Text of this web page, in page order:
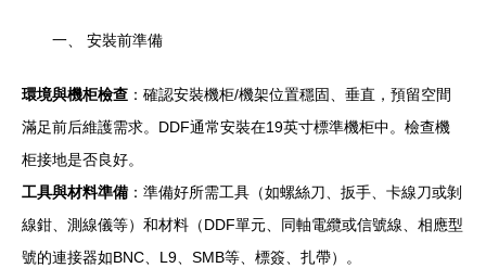
一、 安裝前準備
環境與機柜檢查 ：確認安裝機柜/機架位置穩固、垂直，預留空間
滿足前后維護需求。DDF通常安裝在19英寸標準機柜中。檢查機
柜接地是否良好。
工具與材料準備 ：準備好所需工具（如螺絲刀、扳手、卡線刀或剝
線鉗、測線儀等）和材料（DDF單元、同軸電纜或信號線、相應型
號的連接器如BNC、L9、SMB等、標簽、扎帶）。